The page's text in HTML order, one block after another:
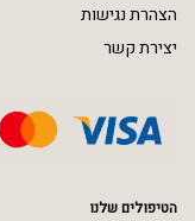
הצהרת נגישות
יצירת קשר
הטיפולים שלנו